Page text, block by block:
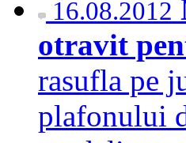
16.08.2012
otravit
rasufla pe
plafonului